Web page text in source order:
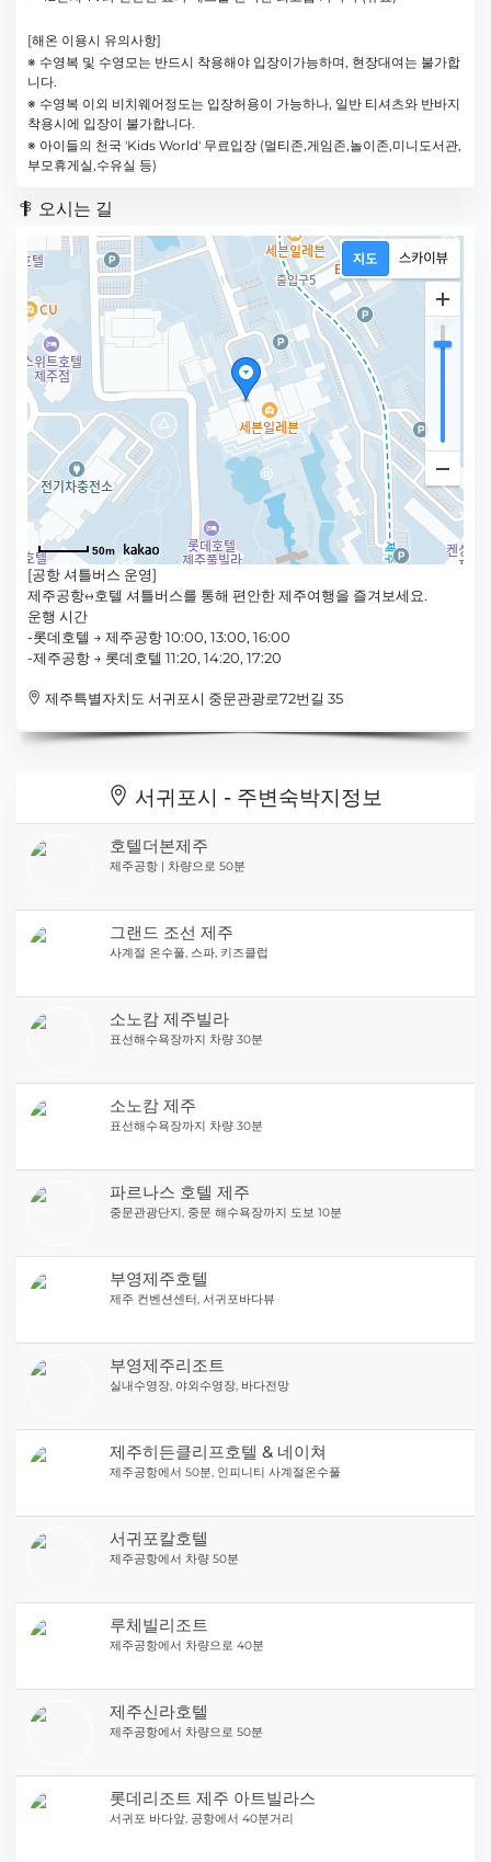
[해온 이용시 유의사항]
※ 수영복 및 수영모는 반드시 착용해야 입장이가능하며, 현장대여는 불가합
니다.
※ 수영복 이외 비치웨어정도는 입장허용이 가능하나, 일반 티셔츠와 반바지
착용시에 입장이 불가합니다.
※ 아이들의 천국 'Kids World' 무료입장 (멀티존,게임존,놀이존,미니도서관,
부모휴게실,수유실 등)
오시는 길
50m
[공항 셔틀버스 운영]
제주공항↔호텔 셔틀버스를 통해 편안한 제주여행을 즐겨보세요.
운행 시간
-롯데호텔 → 제주공항 10:00, 13:00, 16:00
-제주공항 → 롯데호텔 11:20, 14:20, 17:20
제주특별자치도 서귀포시 중문관광로72번길 35
서귀포시 - 주변숙박지정보
호텔더본제주
제주공항 | 차량으로 50분
그랜드 조선 제주
사계절 온수풀, 스파, 키즈클럽
소노캄 제주빌라
표선해수욕장까지 차량 30분
소노캄 제주
표선해수욕장까지 차량 30분
파르나스 호텔 제주
중문관광단지, 중문 해수욕장까지 도보 10분
부영제주호텔
제주 컨벤션센터, 서귀포바다뷰
부영제주리조트
실내수영장, 야외수영장, 바다전망
제주히든클리프호텔 & 네이쳐
제주공항에서 50분, 인피니티 사계절온수풀
서귀포칼호텔
제주공항에서 차량 50분
루체빌리조트
제주공항에서 차량으로 40분
제주신라호텔
제주공항에서 차량으로 50분
롯데리조트 제주 아트빌라스
서귀포 바다앞, 공항에서 40분거리